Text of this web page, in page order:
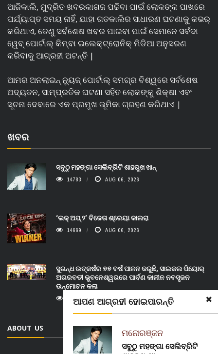
ଆପଣ ଆଗ୍ରହୀ ହୋଇପାରନ୍ତି
ମନୋରଞ୍ଜନ
ସବୁଠୁ ମହଙ୍ଗା ସେଲିବ୍ରିଟି
ଆଜିକାଲି, ମୁଦ୍ରିତ ଖବରକାଗଜ ପଢିବା ପାଇଁ ଲୋକଙ୍କ ପାଖରେ
ପର୍ଯ୍ୟାପ୍ତ ସମୟ ନାହିଁ, ଯାହା ଗତକାଲିର ସାଧାରଣ ଘଟଣାକୁ କଭର୍
କରିଥାଏ, ତେଣୁ ସର୍ବଶେଷ ଖବର ପାଇବା ପାଇଁ ସେମାନେ ସର୍ବଦା
ୱେବ୍ ପୋର୍ଟାଲ୍ କିମ୍ବା ଇଲେକ୍ଟ୍ରୋନିକ୍ ମିଡିଆ ଅନୁସରଣ
କରିବାକୁ ଆଗ୍ରହୀ ଅଟନ୍ତି |
ଆମର ଅନଲାଇନ୍ ନ୍ୟୁଜ୍ ପୋର୍ଟାଲ୍ ସମଗ୍ର ବିଶ୍ୱରେ ସର୍ବଶେଷ
ଅଦ୍ୟତନ, ସାମ୍ପ୍ରତିକ ଘଟଣା ସହିତ ଲୋକଙ୍କୁ ଶିକ୍ଷା ଏବଂ
ସୂଚନା ଦେବାରେ ଏକ ପ୍ରମୁଖ ଭୂମିକା ଗ୍ରହଣ କରିଥାଏ |
ଖବର
ସବୁଠୁ ମହଙ୍ଗା ସେଲିବ୍ରିଟି ଶାହରୁଖ ଖାନ୍
14783 AUG 06, 2026
‘ଲକ୍ ଅପ୍ ୨’ ବିଜେତା ଶ୍ରେୟା କାଲରା
14669 AUG 06, 2026
ସୁଗନ୍ଧ ଉତ୍କର୍ଷର ୭୭ ବର୍ଷ ପାଳନ କରୁଛି, ସାଇକଲ ପିୟୋର୍‌
ଅଗରବତୀ ଭୁବନେଶ୍ୱରରେ ପାର୍ବଣ କାଳୀନ ନବସୃଜନ
ଉନ୍ମୋଚନ କଲା
14021 AUG 07, 2026
ABOUT US